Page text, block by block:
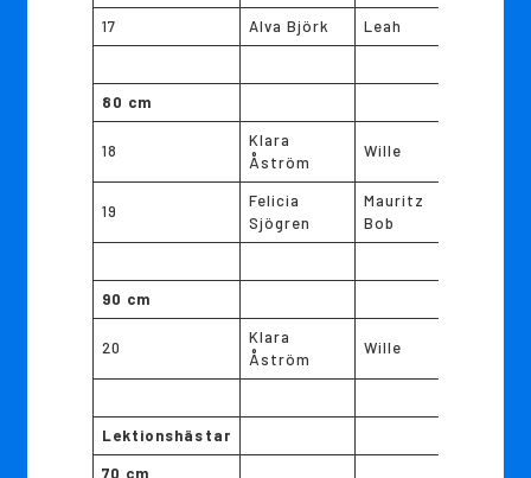
17
Alva Björk Leah
80 cm
18
Klara
Åström
Wille
19
Felicia
Sjögren
Mauritz
Bob
90 cm
20
Klara
Åström
Wille
Lektionshästar
70 cm